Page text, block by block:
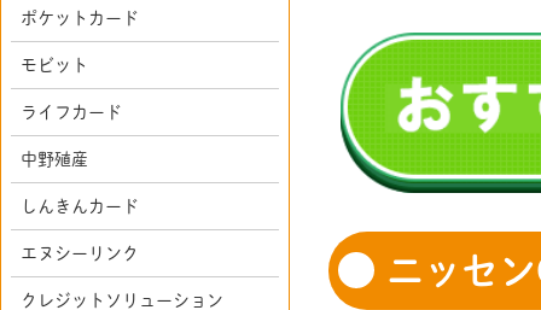
ニッセ
ポケットカード
モビット
ライフカード
中野殖産
しんきんカード
エヌシーリンク
クレジットソリューション